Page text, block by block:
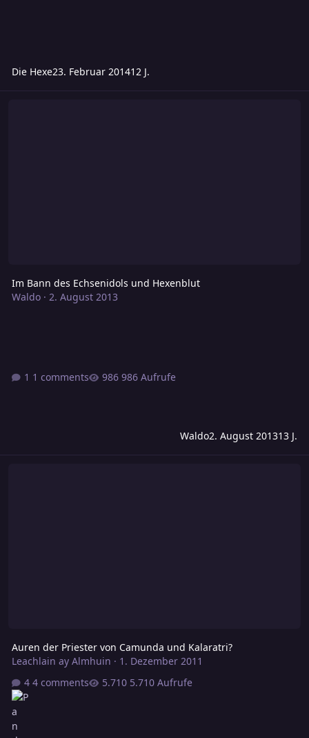
Die Hexe23. Februar 201412 J.
Im Bann des Echsenidols und Hexenblut
Waldo· 2. August 2013
1 comments 986 Aufrufe
Waldo2. August 201313 J.
Auren der Priester von Camunda und Kalaratri?
Leachlain ay Almhuin · 1. Dezember 2011
4 comments
5.710 Aufrufe